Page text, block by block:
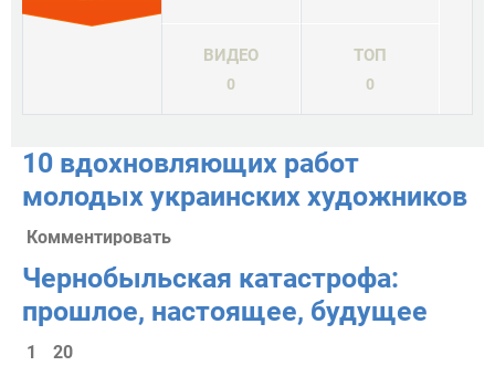
ВИДЕО
0
ТОП
0
10 вдохновляющих работ
молодых украинских художников
Комментировать
Чернобыльская катастрофа:
прошлое, настоящее, будущее
1 20